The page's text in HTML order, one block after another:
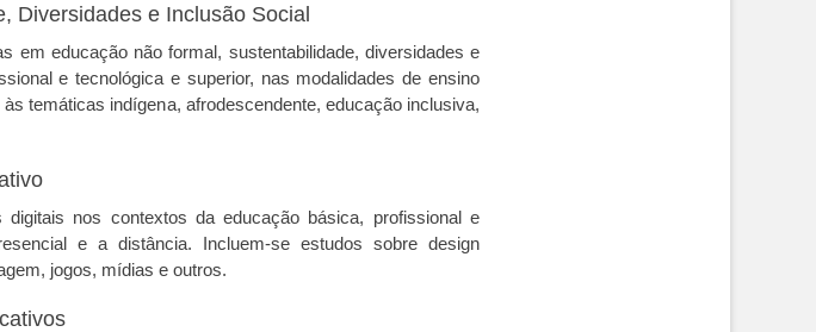
Diversidades e Inclusão Social
em educação não formal, sustentabilidade, diversidades e
e tecnológica e superior, nas modalidades de ensino
temáticas indígena, afrodescendente, educação inclusiva,
nos contextos da educação básica, profissional e
e a distância. Incluem-se estudos sobre design
jogos, mídias e outros.